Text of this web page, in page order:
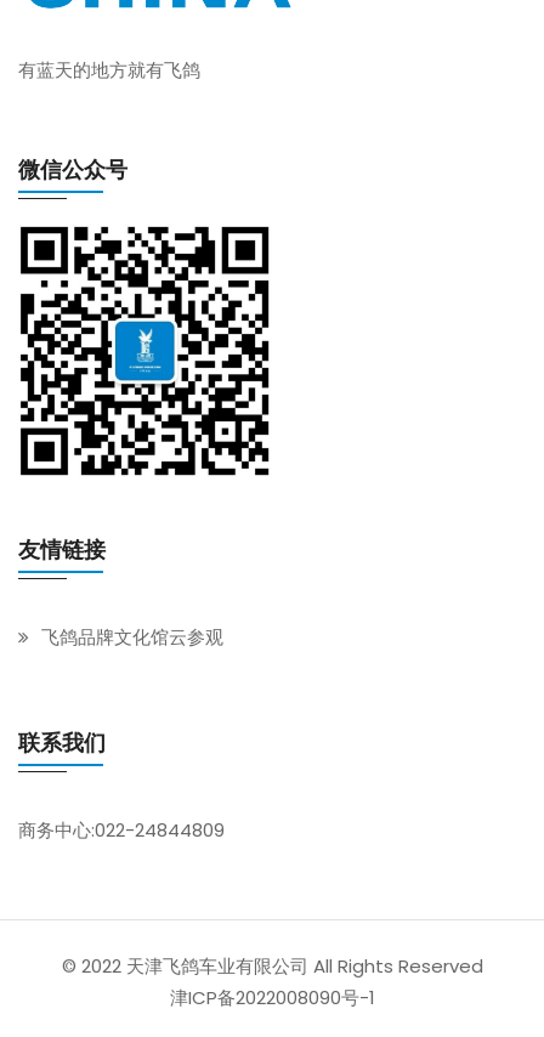
有蓝天的地方就有飞鸽
微信公众号
友情链接
飞鸽品牌文化馆云参观
联系我们
商务中心:022-24844809
© 2022 天津飞鸽车业有限公司 All Rights Reserved
津ICP备2022008090号-1